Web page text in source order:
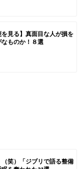
を見る】真面目な人が損を
ものか！８選
笑）「ジブリで語る整備